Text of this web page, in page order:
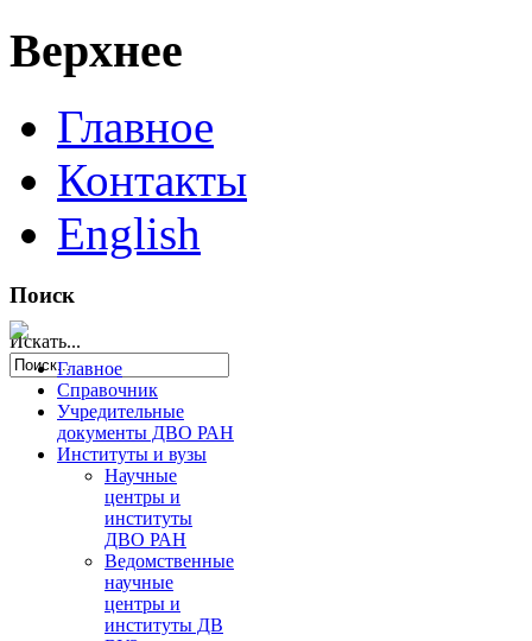
Верхнее
Главное
Контакты
English
Поиск
Искать...
Главное
Справочник
Учредительные
документы ДВО РАН
Институты и вузы
Научные
центры и
институты
ДВО РАН
Ведомственные
научные
центры и
институты ДВ